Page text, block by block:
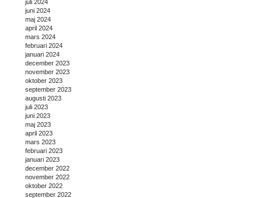
juli 2024
juni 2024
maj 2024
april 2024
mars 2024
februari 2024
januari 2024
december 2023
november 2023
oktober 2023
september 2023
augusti 2023
juli 2023
juni 2023
maj 2023
april 2023
mars 2023
februari 2023
januari 2023
december 2022
november 2022
oktober 2022
september 2022